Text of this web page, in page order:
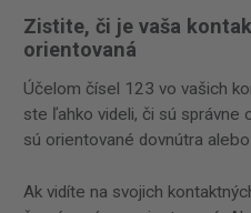
Zistite, či je vaša
orientovaná
Účelom čísel 123 vo vašich
ste ľahko videli, či sú správne
sú orientované dovnútra
Ak vidíte na svojich